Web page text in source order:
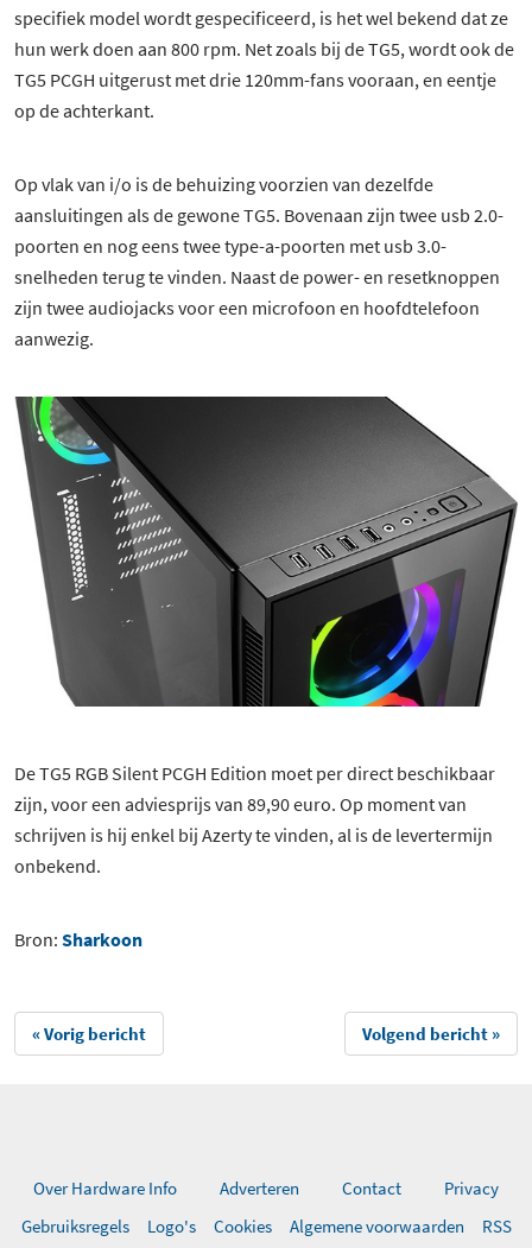
specifiek model wordt gespecificeerd, is het wel bekend dat ze
hun werk doen aan 800 rpm. Net zoals bij de TG5, wordt ook de
TG5 PCGH uitgerust met drie 120mm-fans vooraan, en eentje
op de achterkant.
Op vlak van i/o is de behuizing voorzien van dezelfde
aansluitingen als de gewone TG5. Bovenaan zijn twee usb 2.0-
poorten en nog eens twee type-a-poorten met usb 3.0-
snelheden terug te vinden. Naast de power- en resetknoppen
zijn twee audiojacks voor een microfoon en hoofdtelefoon
aanwezig.
De TG5 RGB Silent PCGH Edition moet per direct beschikbaar
zijn, voor een adviesprijs van 89,90 euro. Op moment van
schrijven is hij enkel bij Azerty te vinden, al is de levertermijn
onbekend.
Bron: Sharkoon
« Vorig bericht Volgend bericht »
Over Hardware Info Adverteren Contact
Privacy
Gebruiksregels
Logo's Cookies Algemene voorwaarden RSS